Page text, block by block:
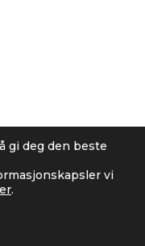
gi deg den beste
vi
.